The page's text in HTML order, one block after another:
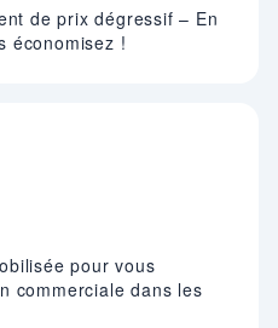
de prix dégressif – En
économisez !
pour vous
commerciale dans les